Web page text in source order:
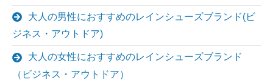
大人の男性におすすめのレインシューズブランド(ビ
ジネス・アウトドア)
大人の女性におすすめのレインシューズブランド
（ビジネス・アウトドア）